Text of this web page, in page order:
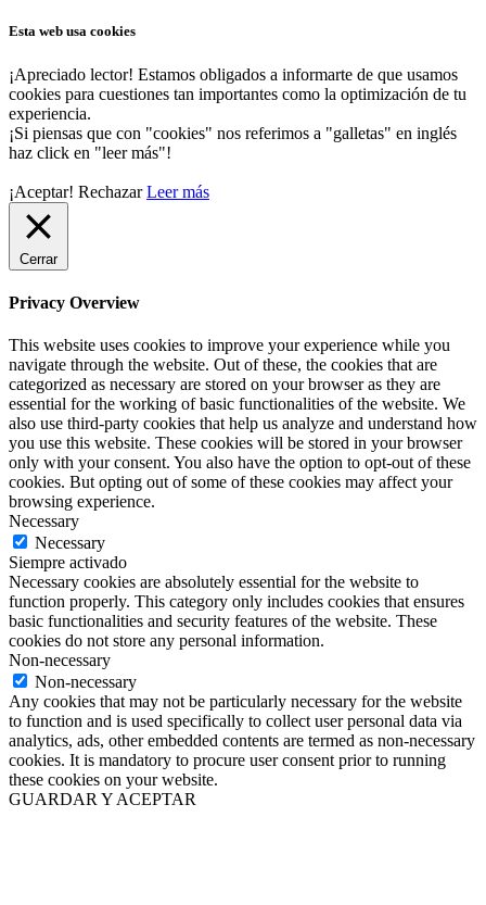
Esta web usa cookies
¡Apreciado lector! Estamos obligados a informarte de que usamos
cookies para cuestiones tan importantes como la optimización de tu
experiencia.
¡Si piensas que con "cookies" nos referimos a "galletas" en inglés
haz click en "leer más"!
¡Aceptar! Rechazar Leer más
Cerrar
Privacy Overview
This website uses cookies to improve your experience while you
navigate through the website. Out of these, the cookies that are
categorized as necessary are stored on your browser as they are
essential for the working of basic functionalities of the website. We
also use third-party cookies that help us analyze and understand how
you use this website. These cookies will be stored in your browser
only with your consent. You also have the option to opt-out of these
cookies. But opting out of some of these cookies may affect your
browsing experience.
Necessary
Necessary
Siempre activado
Necessary cookies are absolutely essential for the website to
function properly. This category only includes cookies that ensures
basic functionalities and security features of the website. These
cookies do not store any personal information.
Non-necessary
Non-necessary
Any cookies that may not be particularly necessary for the website
to function and is used specifically to collect user personal data via
analytics, ads, other embedded contents are termed as non-necessary
cookies. It is mandatory to procure user consent prior to running
these cookies on your website.
GUARDAR Y ACEPTAR